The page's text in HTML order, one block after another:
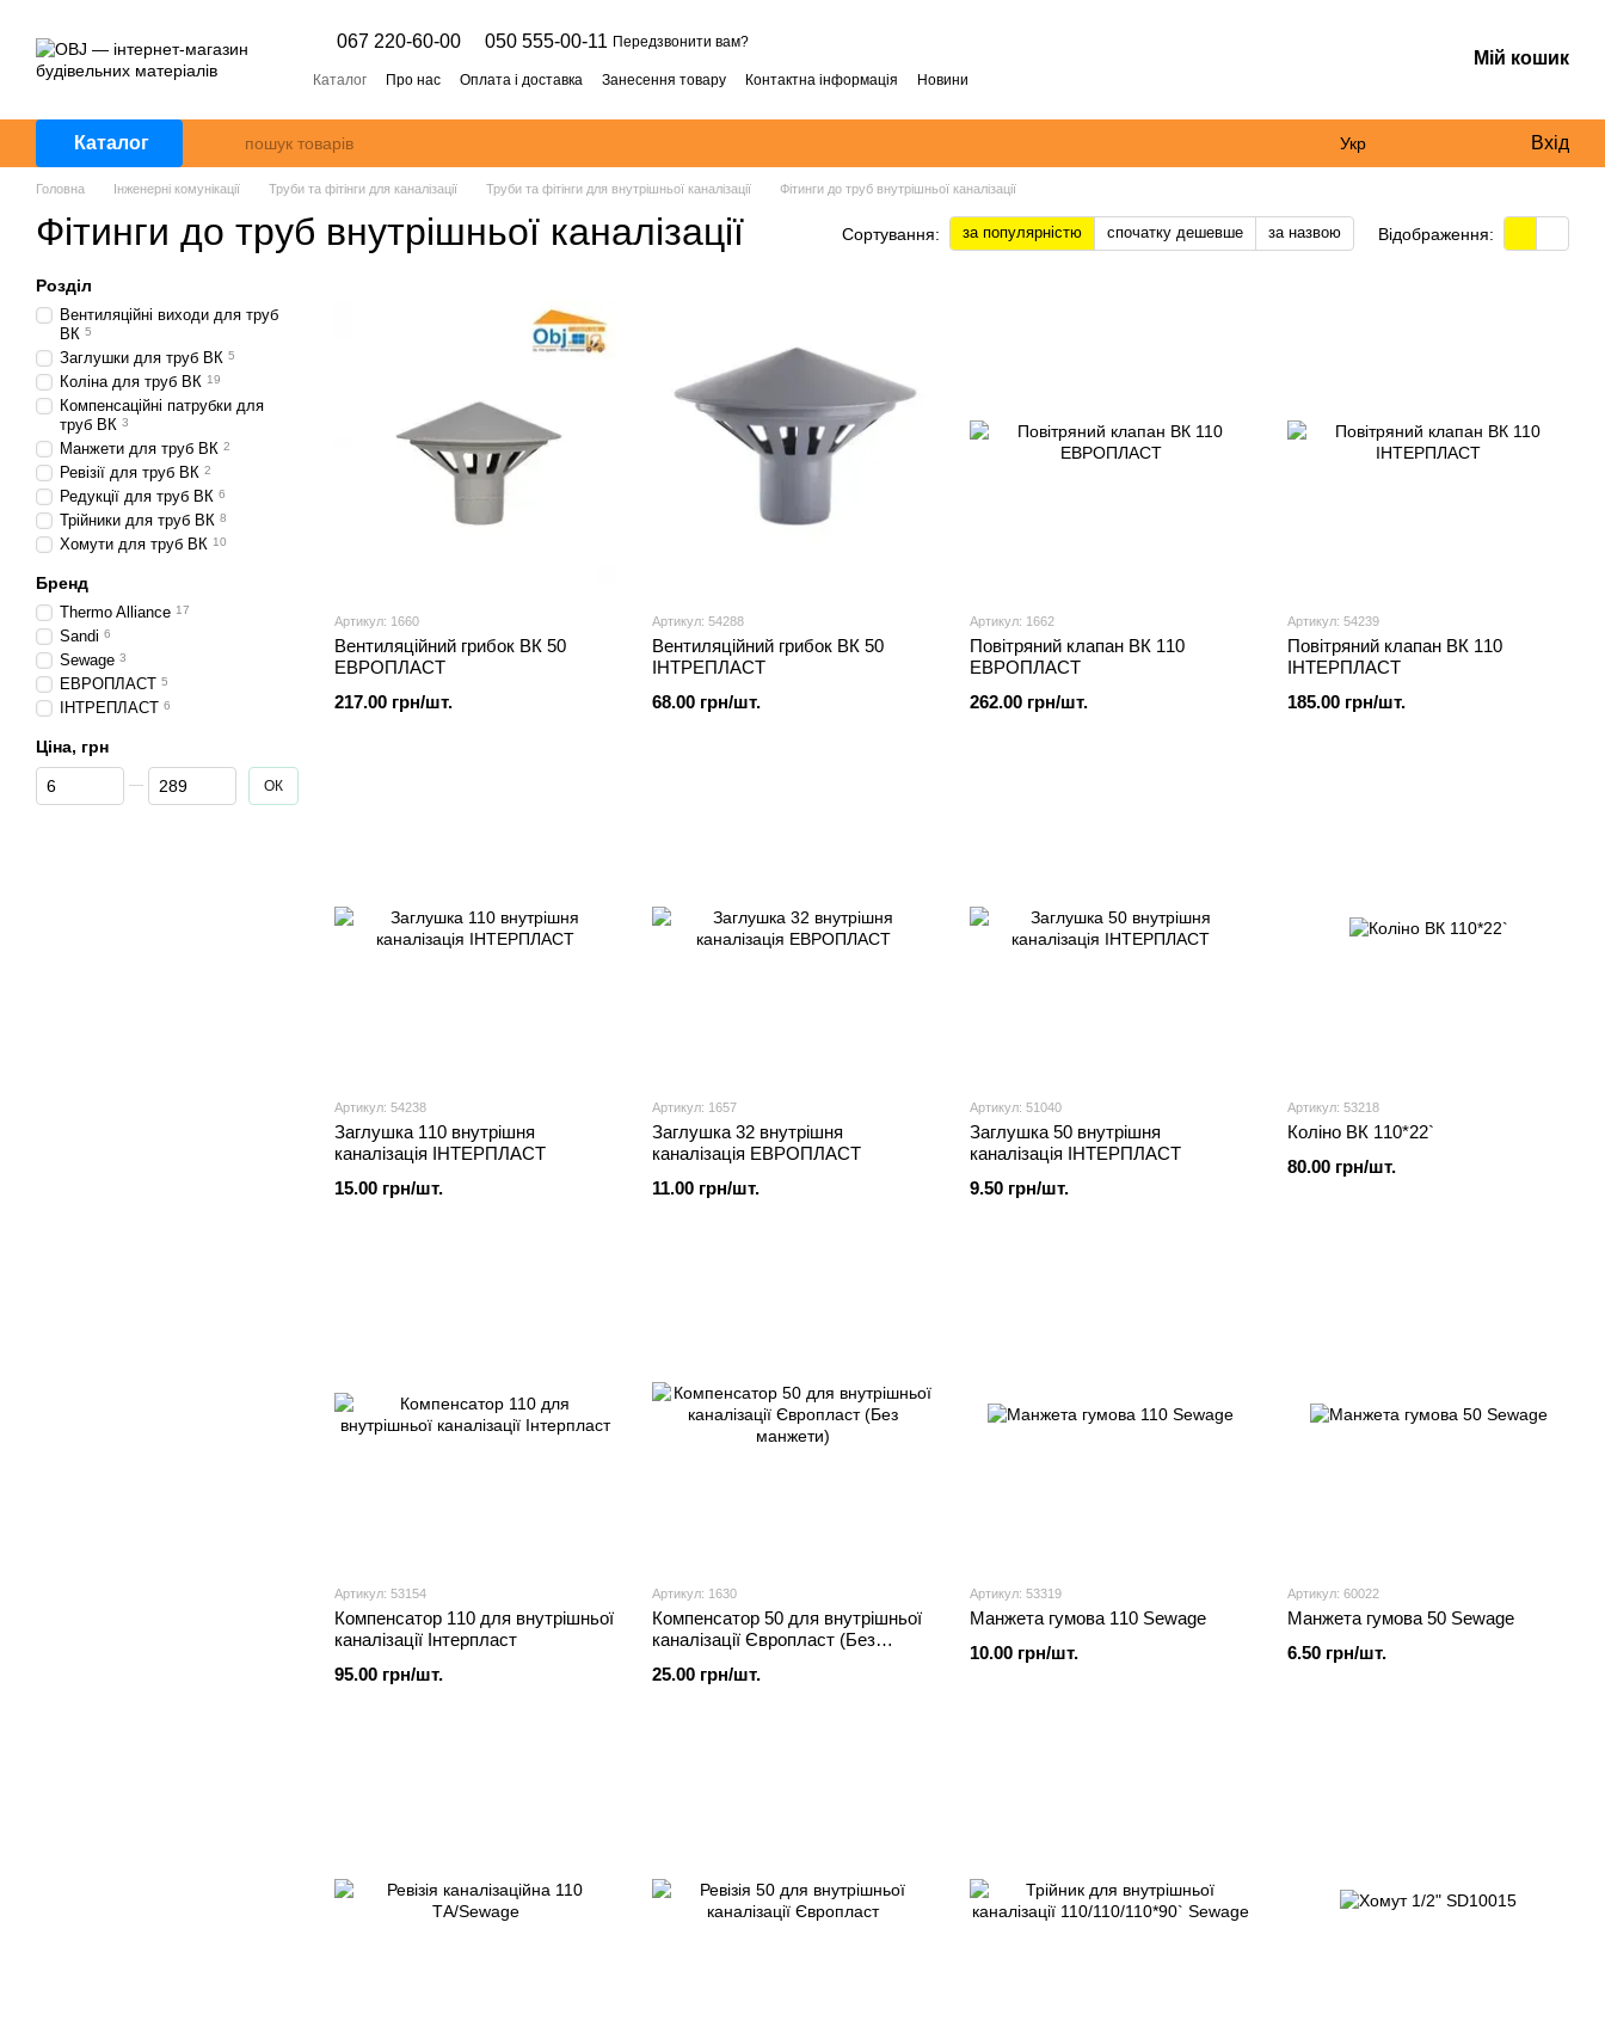
067 220-60-00 050 555-00-11 Передзвонити вам?
Каталог Про нас Оплата і доставка Занесення товару Контактна інформація Новини
Мій кошик
Каталог Укр Вхід
Головна Інженерні комунікації Труби та фітінги для каналізації Труби та фітінги для внутрішньої каналізації Фітинги до труб внутрішньої каналізації
Фітинги до труб внутрішньої каналізації Сортування: за популярністю спочатку дешевше за назвою Відображення:
Артикул: 1660
Вентиляційний грибок ВК 50
ЕВРОПЛАСТ
217.00 грн/шт.
Артикул: 54288
Вентиляційний грибок ВК 50
ІНТРЕПЛАСТ
68.00 грн/шт.
Артикул: 1662
Повітряний клапан ВК 110
ЕВРОПЛАСТ
262.00 грн/шт.
Артикул: 54239
Повітряний клапан ВК 110
ІНТЕРПЛАСТ
185.00 грн/шт.
Артикул: 54238
Заглушка 110 внутрішня
каналізація ІНТЕРПЛАСТ
15.00 грн/шт.
Артикул: 1657
Заглушка 32 внутрішня
каналізація ЕВРОПЛАСТ
11.00 грн/шт.
Артикул: 51040
Заглушка 50 внутрішня
каналізація ІНТЕРПЛАСТ
9.50 грн/шт.
Артикул: 53218
Коліно ВК 110*22`
80.00 грн/шт.
Артикул: 53154
Компенсатор 110 для внутрішньої
каналізації Інтерпласт
95.00 грн/шт.
Артикул: 1630
Компенсатор 50 для внутрішньої
каналізації Європласт (Без
25.00 грн/шт.
Артикул: 53319
Манжета гумова 110 Sewage
10.00 грн/шт.
Артикул: 60022
Манжета гумова 50 Sewage
6.50 грн/шт.
Розділ
Вентиляційні виходи для труб
ВК 5
Заглушки для труб ВК 5
Коліна для труб ВК 19
Компенсаційні патрубки для
труб ВК 3
Манжети для труб ВК 2
Ревізії для труб ВК 2
Редукції для труб ВК 6
Трійники для труб ВК 8
Хомути для труб ВК 10
Бренд
Thermo Alliance 17
Sandi 6
Sewage 3
ЕВРОПЛАСТ 5
ІНТРЕПЛАСТ 6
Ціна, грн
От Ціна, грн
До Ціна, грн ОК